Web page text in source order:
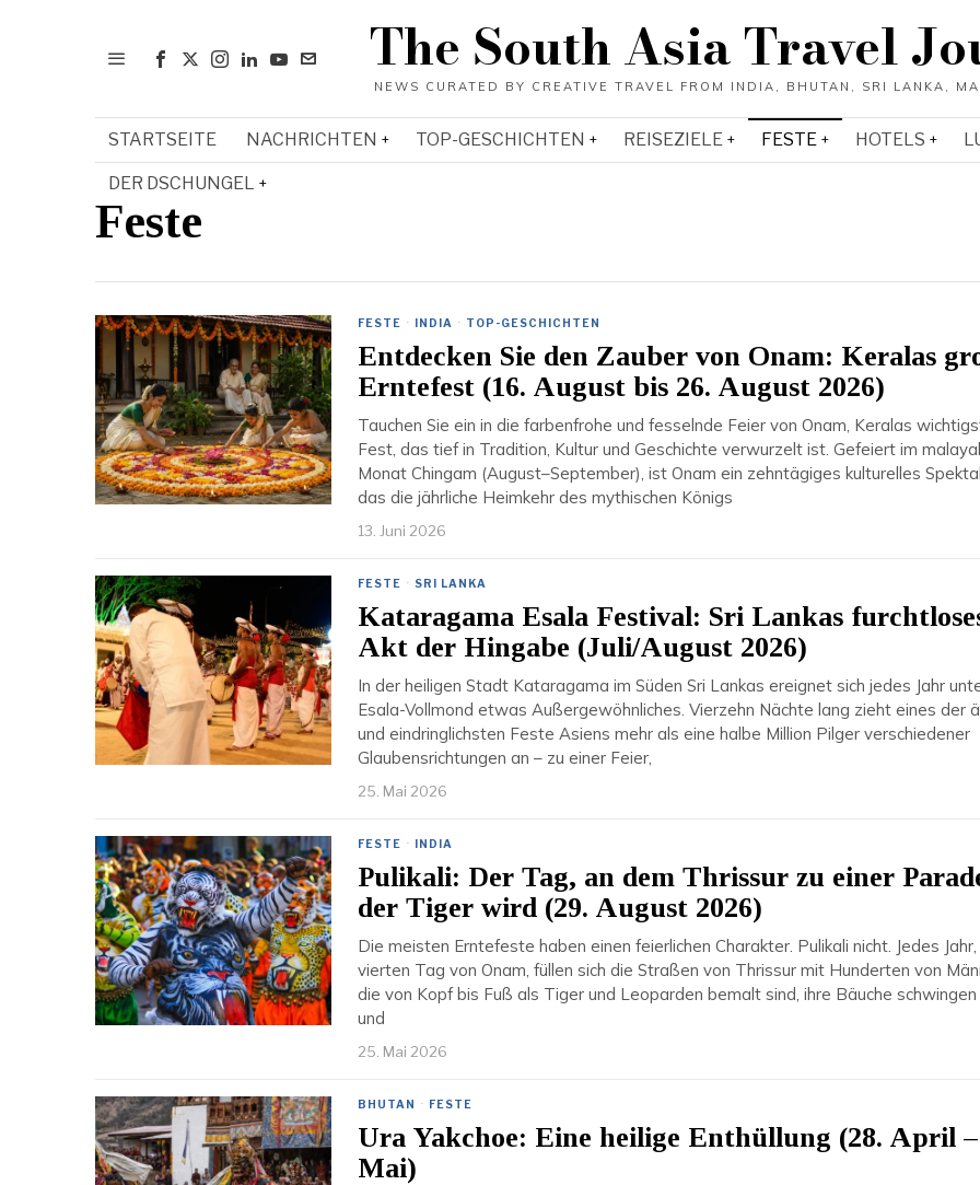
The South Asia Travel
STARTSEITE NACHRICHTEN TOP-GESCHICHTEN REISEZIELE FESTE HOTELS
DER DSCHUNGEL
Feste
FESTE · INDIA · TOP-GESCHICHTEN
Entdecken Sie den Zauber von Onam: Keralas
Erntefest (16. August bis 26. August 2026)
Tauchen Sie ein in die farbenfrohe und fesselnde Feier von Onam, Keralas
Fest, das tief in Tradition, Kultur und Geschichte verwurzelt ist. Gefeiert im
Monat Chingam (August–September), ist Onam ein zehntägiges kulturelles
das die jährliche Heimkehr des mythischen Königs
13. Juni 2026
FESTE · SRI LANKA
Kataragama Esala Festival: Sri Lankas
Akt der Hingabe (Juli/August 2026)
In der heiligen Stadt Kataragama im Süden Sri Lankas ereignet sich jedes Jahr
Esala-Vollmond etwas Außergewöhnliches. Vierzehn Nächte lang zieht eines der
und eindringlichsten Feste Asiens mehr als eine halbe Million Pilger verschiedener
Glaubensrichtungen an – zu einer Feier,
25. Mai 2026
FESTE · INDIA
Pulikali: Der Tag, an dem Thrissur zu einer
der Tiger wird (29. August 2026)
Die meisten Erntefeste haben einen feierlichen Charakter. Pulikali nicht. Jedes
vierten Tag von Onam, füllen sich die Straßen von Thrissur mit Hunderten von
die von Kopf bis Fuß als Tiger und Leoparden bemalt sind, ihre Bäuche
und
25. Mai 2026
BHUTAN · FESTE
Ura Yakchoe: Eine heilige Enthüllung (28. April –
Mai)